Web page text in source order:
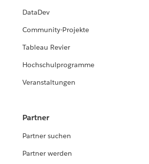
DataDev
Community-Projekte
Tableau Revier
Hochschulprogramme
Veranstaltungen
Partner
Partner suchen
Partner werden